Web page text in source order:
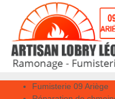
Fumisterie 09 Ariège